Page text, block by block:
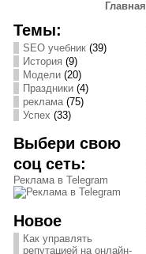
Главная
Темы:
SEO учебник(39)
История (9)
Модели(20)
Праздники(4)
реклама(75)
Успех (33)
Выбери свою
соц сеть:
Реклама в Telegram
Новое
Как управлять
репутацией на онлайн-